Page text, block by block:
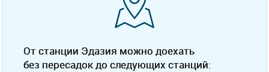
От станции Эдазия можно доехать
без пересадок до следующих станций: